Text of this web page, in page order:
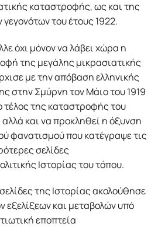
καταστροφής, ως και της
του έτους 1922.
όχι µόνον να λάβει χώρα η
της µεγάλης µικρασιατικής
µε την απόβαση ελληνικής
στην Σµύρνη τον Μάιο του 1919
τέλος της καταστροφής του
και να προκληθεί η όξυνση
φανατισµού που κατέγραψε τις
σελίδες
Ιστορίας του τόπου.
της Ιστορίας ακολούθησε
εξελίξεων και µεταβολών υπό
εποπτεία